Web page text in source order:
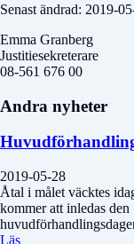
Senast ändrad: 2019-
Emma Granberg
Justitiesekreterare
08-561 676 00
Andra nyheter
2019-05-28
Åtal i målet väcktes
kommer att inledas
Läs